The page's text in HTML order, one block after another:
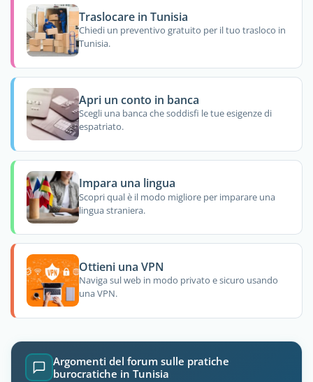
Traslocare in Tunisia
Chiedi un preventivo gratuito per il tuo trasloco in
Tunisia.
Apri un conto in banca
Scegli una banca che soddisfi le tue esigenze di
espatriato.
Impara una lingua
Scopri qual è il modo migliore per imparare una
lingua straniera.
Ottieni una VPN
Naviga sul web in modo privato e sicuro usando
una VPN.
Argomenti del forum sulle pratiche
burocratiche in Tunisia